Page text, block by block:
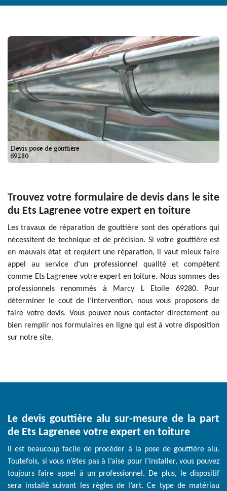
Trouvez votre formulaire de devis dans le site
du Ets Lagrenee votre expert en toiture
Les travaux de réparation de gouttière sont des opérations qui
nécessitent de technique et de précision. Si votre gouttière est
en mauvais état et requiert une réparation, il vaut mieux faire
appel au service d’un professionnel qualité et compétent
comme Ets Lagrenee votre expert en toiture. Nous sommes des
professionnels renommés à Marcy L Etoile 69280. Pour
déterminer le cout de l’intervention, nous vous proposons de
faire votre devis. Vous pouvez nous contacter directement ou
bien remplir nos formulaires en ligne qui est à votre disposition
sur notre site.
Le devis gouttière alu sur-mesure de la part
de Ets Lagrenee votre expert en toiture
Il est beaucoup facile de procéder à la pose de gouttière alu.
Toutefois, si vous n’êtes pas à l’aise pour l’installer, vous pouvez
toujours faire appel à un professionnel. De plus, le dispositif
sera installé suivant les règles de l’art. Ce type de matériau